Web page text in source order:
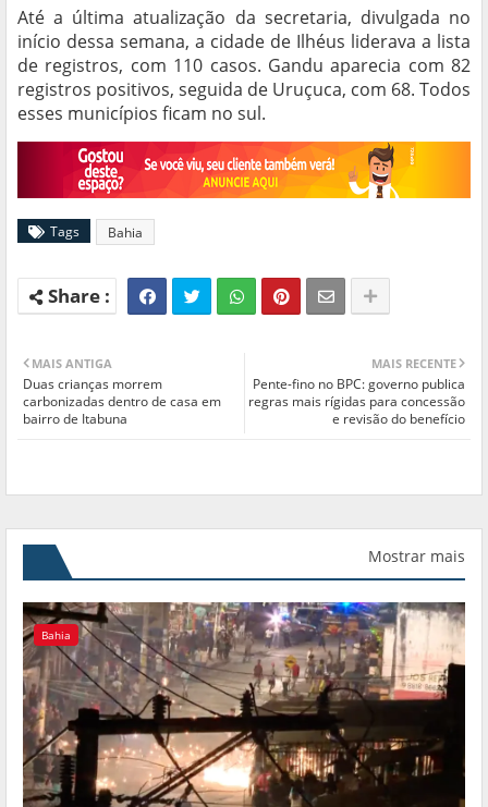
Até a última atualização da secretaria, divulgada no
início dessa semana, a cidade de Ilhéus liderava a lista
de registros, com 110 casos. Gandu aparecia com 82
registros positivos, seguida de Uruçuca, com 68. Todos
esses municípios ficam no sul.
Tags Bahia
MAIS RECENTE
Pente-fino no BPC: governo publica
regras mais rígidas para concessão
e revisão do benefício
MAIS ANTIGA
Duas crianças morrem
carbonizadas dentro de casa em
bairro de Itabuna
Mostrar mais
Bahia